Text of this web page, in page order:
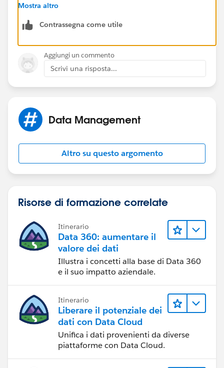
Mostra altro
Contrassegna come utile
Aggiungi un commento
Scrivi una risposta...
Data Management
Altro su questo argomento
Risorse di formazione correlate
Itinerario
Data 360: aumentare il
valore dei dati
Illustra i concetti alla base di Data 360
e il suo impatto aziendale.
Itinerario
Liberare il potenziale dei
dati con Data Cloud
Unifica i dati provenienti da diverse
piattaforme con Data Cloud.